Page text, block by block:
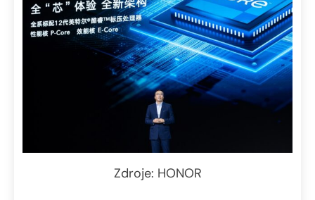
Zdroje: HONOR